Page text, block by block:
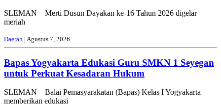
SLEMAN – Merti Dusun Dayakan ke-16 Tahun 2026 digelar
meriah
Daerah | Agustus 7, 2026
Bapas Yogyakarta Edukasi Guru SMKN 1 Seyegan
untuk Perkuat Kesadaran Hukum
SLEMAN – Balai Pemasyarakatan (Bapas) Kelas I Yogyakarta
memberikan edukasi